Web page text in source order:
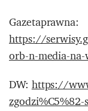
Gazetaprawna:
https://
orb-n-media-
DW:https://